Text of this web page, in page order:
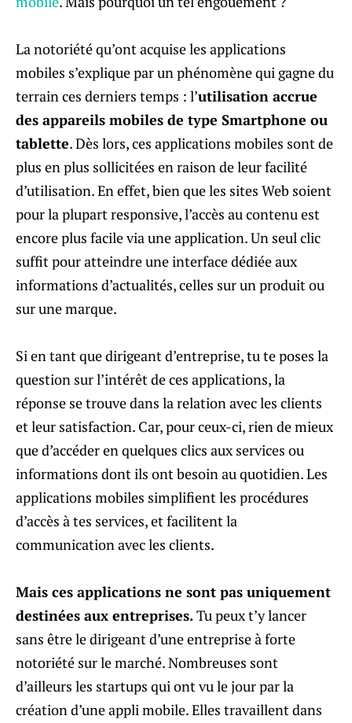
La notoriété qu’ont acquise les applications
mobiles s’explique par un phénomène qui gagne du
terrain ces derniers temps : l’utilisation accrue
des appareils mobiles de type Smartphone ou
tablette. Dès lors, ces applications mobiles sont de
plus en plus sollicitées en raison de leur facilité
d’utilisation. En effet, bien que les sites Web soient
pour la plupart responsive, l’accès au contenu est
encore plus facile via une application. Un seul clic
suffit pour atteindre une interface dédiée aux
informations d’actualités, celles sur un produit ou
sur une marque.
Si en tant que dirigeant d’entreprise, tu te poses la
question sur l’intérêt de ces applications, la
réponse se trouve dans la relation avec les clients
et leur satisfaction. Car, pour ceux-ci, rien de mieux
que d’accéder en quelques clics aux services ou
informations dont ils ont besoin au quotidien. Les
applications mobiles simplifient les procédures
d’accès à tes services, et facilitent la
communication avec les clients.
Mais ces applications ne sont pas uniquement
destinées aux entreprises.Tu peux t’y lancer
sans être le dirigeant d’une entreprise à forte
notoriété sur le marché. Nombreuses sont
d’ailleurs les startups qui ont vu le jour par la
création d’une appli mobile. Elles travaillent dans